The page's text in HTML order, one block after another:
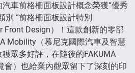
車前格柵面板設計概念榮獲“優秀
別 “前格柵面板設計特別
Front Design）！這款創新的零部
Mobility（慕尼克國際汽車及智慧
眾多好評，在隨後的FAKUMA
會）也給業內觀眾留下了深刻的印